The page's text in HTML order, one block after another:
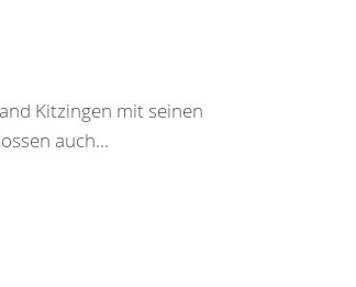
Kitzingen mit seinen
auch...